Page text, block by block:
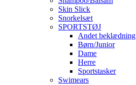
Skin Slick
Snorkelsæt
SPORTSTØJ
Andet beklædning
Børn/Junior
Dame
Herre
Sportstasker
Swimears